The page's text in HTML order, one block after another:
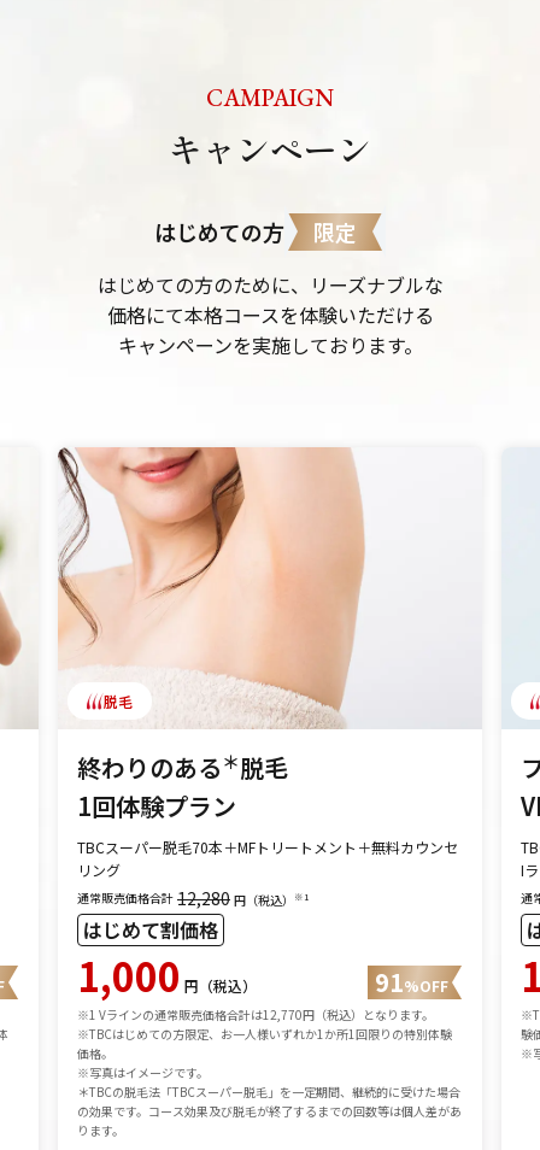
CAMPAIGN
キャンペーン
はじめての方 限定
はじめての方のために、リーズナブルな
価格にて本格コースを体験いただける
キャンペーンを実施しております。
脱毛
終わりのある＊脱毛
1回体験プラン
TBCスーパー脱毛70本＋MFトリートメント＋無料カウンセ
リング
通常販売価格合計 12,280 円（税込） ※1
はじめて割価格
1,000 円（税込） 91%OFF
※1 Vラインの通常販売価格合計は12,770円（税込）となります。
※TBCはじめての方限定、お一人様いずれか1か所1回限りの特別体験
価格。
※写真はイメージです。
＊TBCの脱毛法「TBCスーパー脱毛」を一定期間、継続的に受けた場合
の効果です。コース効果及び脱毛が終了するまでの回数等は個人差があ
ります。
I
通
験
※